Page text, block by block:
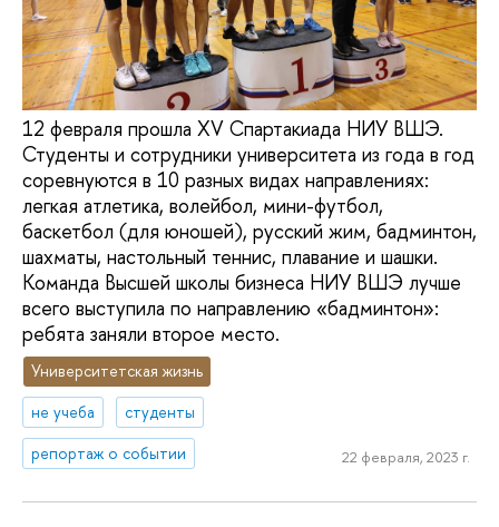
12 февраля прошла XV Спартакиада НИУ ВШЭ.
Студенты и сотрудники университета из года в год
соревнуются в 10 разных видах направлениях:
легкая атлетика, волейбол, мини-футбол,
баскетбол (для юношей), русский жим, бадминтон,
шахматы, настольный теннис, плавание и шашки.
Команда Высшей школы бизнеса НИУ ВШЭ лучше
всего выступила по направлению «бадминтон»:
ребята заняли второе место.
Университетская жизнь
не учеба
студенты
репортаж о событии
22 февраля, 2023 г.